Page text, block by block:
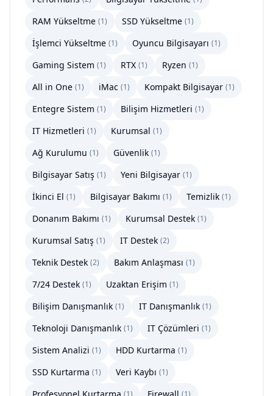
RAM Yükseltme (1) SSD Yükseltme (1)
İşlemci Yükseltme (1) Oyuncu Bilgisayarı (1)
Gaming Sistem (1) RTX (1) Ryzen (1)
All in One (1) iMac (1) Kompakt Bilgisayar (1)
Entegre Sistem (1) Bilişim Hizmetleri (1)
IT Hizmetleri (1) Kurumsal (1)
Ağ Kurulumu (1) Güvenlik (1)
Bilgisayar Satış (1) Yeni Bilgisayar (1)
İkinci El (1) Bilgisayar Bakımı (1) Temizlik (1)
Donanım Bakımı (1) Kurumsal Destek (1)
Kurumsal Satış (1) IT Destek (2)
Teknik Destek (2) Bakım Anlaşması (1)
7/24 Destek (1) Uzaktan Erişim (1)
Bilişim Danışmanlık (1) IT Danışmanlık (1)
Teknoloji Danışmanlık (1) IT Çözümleri (1)
Sistem Analizi (1) HDD Kurtarma (1)
SSD Kurtarma (1) Veri Kaybı (1)
Profesyonel Kurtarma (1) Firewall (1)